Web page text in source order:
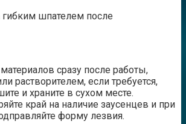
гибким шпателем после
сразу после работы,
растворителем, если требуется,
и храните в сухом месте.
край на наличие заусенцев и при
форму лезвия.